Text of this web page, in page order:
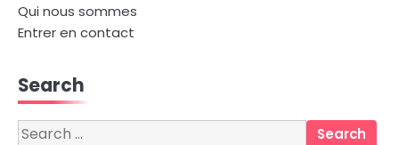
Qui nous sommes
Entrer en contact
Search
Search